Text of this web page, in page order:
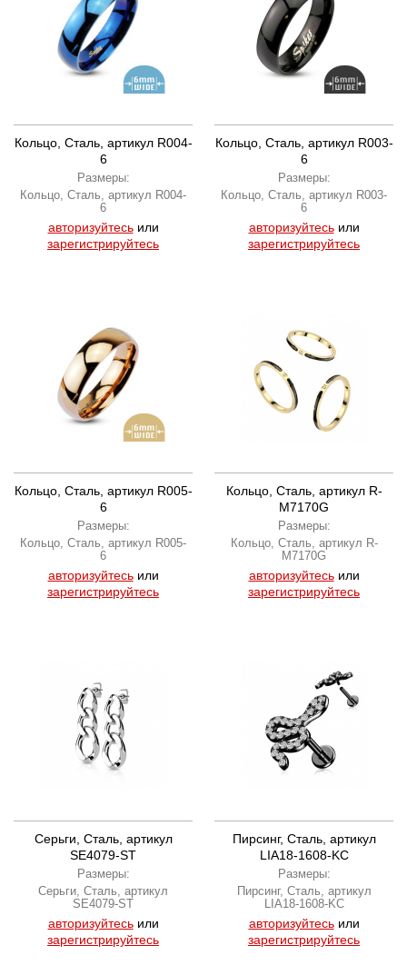
Кольцо, Сталь, артикул R004-
6
Размеры:
Кольцо, Сталь, артикул R004-
6
авторизуйтесьили
зарегистрируйтесь
Кольцо, Сталь, артикул R003-
6
Размеры:
Кольцо, Сталь, артикул R003-
6
авторизуйтесьили
зарегистрируйтесь
Кольцо, Сталь, артикул R005-
6
Размеры:
Кольцо, Сталь, артикул R005-
6
авторизуйтесьили
зарегистрируйтесь
Кольцо, Сталь, артикул R-
M7170G
Размеры:
Кольцо, Сталь, артикул R-
M7170G
авторизуйтесьили
зарегистрируйтесь
Серьги, Сталь, артикул
SE4079-ST
Размеры:
Серьги, Сталь, артикул
SE4079-ST
авторизуйтесьили
зарегистрируйтесь
Пирсинг, Сталь, артикул
LIA18-1608-KC
Размеры:
Пирсинг, Сталь, артикул
LIA18-1608-KC
авторизуйтесьили
зарегистрируйтесь